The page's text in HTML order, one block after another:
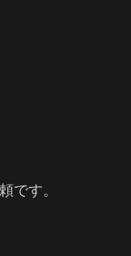
です。